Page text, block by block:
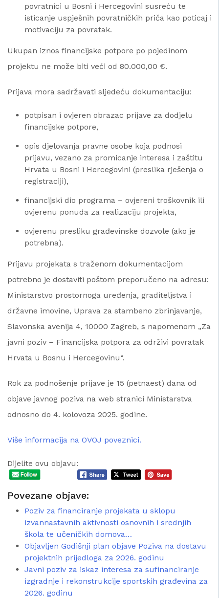
povratnici u Bosni i Hercegovini susreću te
isticanje uspješnih povratničkih priča kao poticaj i
motivaciju za povratak.
Ukupan iznos financijske potpore po pojedinom
projektu ne može biti veći od 80.000,00 €.
Prijava mora sadržavati sljedeću dokumentaciju:
potpisan i ovjeren obrazac prijave za dodjelu
financijske potpore,
opis djelovanja pravne osobe koja podnosi
prijavu, vezano za promicanje interesa i zaštitu
Hrvata u Bosni i Hercegovini (preslika rješenja o
registraciji),
financijski dio programa – ovjereni troškovnik ili
ovjerenu ponuda za realizaciju projekta,
ovjerenu presliku građevinske dozvole (ako je
potrebna).
Prijavu projekata s traženom dokumentacijom
potrebno je dostaviti poštom preporučeno na adresu:
Ministarstvo prostornoga uređenja, graditeljstva i
državne imovine, Uprava za stambeno zbrinjavanje,
Slavonska avenija 4, 10000 Zagreb, s napomenom „Za
javni poziv – Financijska potpora za održivi povratak
Hrvata u Bosnu i Hercegovinu“.
Rok za podnošenje prijave je 15 (petnaest) dana od
objave javnog poziva na web stranici Ministarstva
odnosno do 4. kolovoza 2025. godine.
Više informacija na OVOJ poveznici.
Dijelite ovu objavu:
Povezane objave:
Poziv za financiranje projekata u sklopu
izvannastavnih aktivnosti osnovnih i srednjih
škola te učeničkih domova…
Objavljen Godišnji plan objave Poziva na dostavu
projektnih prijedloga za 2026. godinu
Javni poziv za iskaz interesa za sufinanciranje
izgradnje i rekonstrukcije sportskih građevina za
2026. godinu